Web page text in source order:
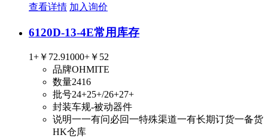
查看详情 加入询价
6120D-13-4E常用库存
1+ ￥72.91000+ ￥52
品牌OHMITE
数量2416
批号24+25+/26+27+
封装车规-被动器件
说明一一有问必回一特殊渠道一有长期订货一备货
HK仓库